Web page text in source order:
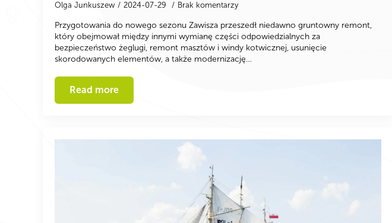
Olga Junkuszew 2024-07-29 Brak komentarzy
Przygotowania do nowego sezonu Zawisza przeszedł niedawno gruntowny remont,
który obejmował między innymi wymianę części odpowiedzialnych za
bezpieczeństwo żeglugi, remont masztów i windy kotwicznej, usunięcie
skorodowanych elementów, a także modernizację…
Read more